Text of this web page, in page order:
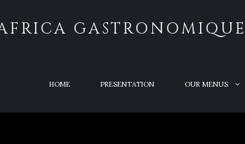
GASTRONOMIQUE
HOME PRESENTATION OUR MENUS